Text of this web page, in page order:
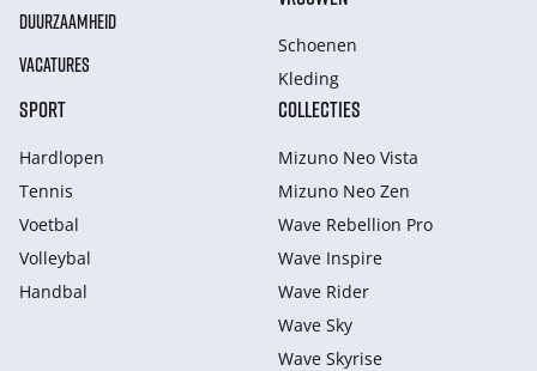
DUURZAAMHEID
VACATURES
Schoenen
Kleding
SPORT
Hardlopen
Tennis
Voetbal
Volleybal
Handbal
COLLECTIES
Mizuno Neo Vista
Mizuno Neo Zen
Wave Rebellion Pro
Wave Inspire
Wave Rider
Wave Sky
Wave Skyrise